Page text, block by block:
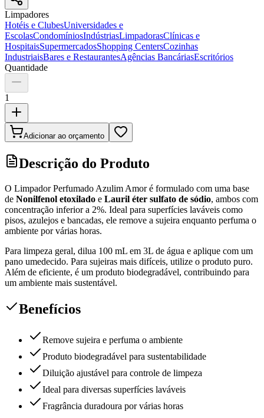
Limpadores
Hotéis e ClubesUniversidades e
EscolasCondomíniosIndústriasLimpadorasClínicas e
HospitaisSupermercadosShopping CentersCozinhas
IndustriaisBares e RestaurantesAgências BancáriasEscritórios
Quantidade
1
Adicionar ao orçamento
Descrição do Produto
O Limpador Perfumado Azulim Amor é formulado com uma base
de Nonilfenol etoxilado e Lauril éter sulfato de sódio, ambos com
concentração inferior a 2%. Ideal para superfícies laváveis como
pisos, azulejos e bancadas, ele remove a sujeira enquanto perfuma o
ambiente por várias horas.
Para limpeza geral, dilua 100 mL em 3L de água e aplique com um
pano umedecido. Para sujeiras mais difíceis, utilize o produto puro.
Além de eficiente, é um produto biodegradável, contribuindo para
um ambiente mais sustentável.
Benefícios
Remove sujeira e perfuma o ambiente
Produto biodegradável para sustentabilidade
Diluição ajustável para controle de limpeza
Ideal para diversas superfícies laváveis
Fragrância duradoura por várias horas